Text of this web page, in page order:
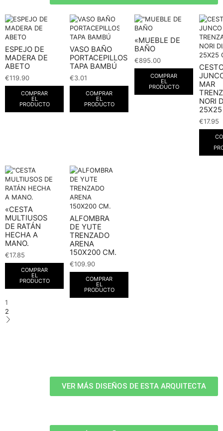
ESPEJO DE
MADERA DE
ABETO
€119.90
COMPRAR
EL
PRODUCTO
VASO BAÑO
PORTACEPILLOS
TAPA BAMBÚ
€3.01
COMPRAR
EL
PRODUCTO
«MUEBLE DE
BAÑO
€895.00
COMPRAR
EL
PRODUCTO
MAR
NORI
€17.95
«CESTA
MULTIUSOS
DE RATÁN
HECHA A
MANO.
€17.85
COMPRAR
EL
PRODUCTO
ALFOMBRA
DE YUTE
TRENZADO
ARENA
150X200 CM.
€109.90
COMPRAR
EL
PRODUCTO
1
2
VER MÁS DISEÑOS DE ESTA ARQUITECTA